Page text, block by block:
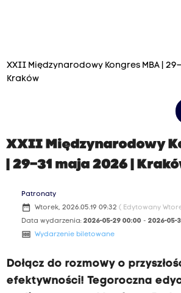
XXII Międzynarodowy Kongres MBA |
Kraków
XXII Międzynarodowy
| 29–31 maja 2026 |
Patronaty
date_range Wtorek, 2026.05.19 09:32 ( Edytowany
Data wydarzenia: 2026-05-29 00:00- 2026-05-
money Wydarzenie biletowane
Dołącz do rozmowy o
efektywności! Tegoroczna